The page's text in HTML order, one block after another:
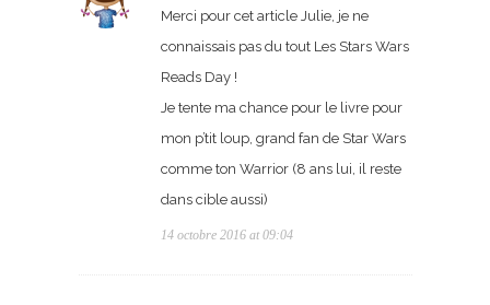
Merci pour cet article Julie, je ne
connaissais pas du tout Les Stars Wars
Reads Day !
Je tente ma chance pour le livre pour
mon p’tit loup, grand fan de Star Wars
comme ton Warrior (8 ans lui, il reste
dans cible aussi)
14 octobre 2016 at 09:04